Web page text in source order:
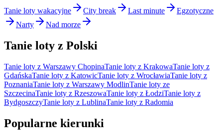
Tanie loty wakacyjne City break Last minute
Egzotyczne
Narty
Nad morze
Tanie loty z Polski
Tanie loty z Warszawy ChopinaTanie loty z KrakowaTanie loty z
GdańskaTanie loty z KatowicTanie loty z WrocławiaTanie loty z
PoznaniaTanie loty z Warszawy ModlinTanie loty ze
SzczecinaTanie loty z RzeszowaTanie loty z ŁodziTanie loty z
BydgoszczyTanie loty z LublinaTanie loty z Radomia
Popularne kierunki